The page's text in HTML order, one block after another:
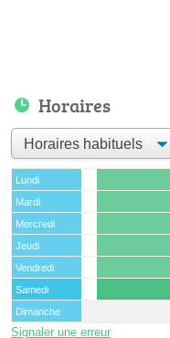
Horaires
Lundi
Mardi
Mercredi
Jeudi
Vendredi
Samedi
Dimanche
Signaler une erreur